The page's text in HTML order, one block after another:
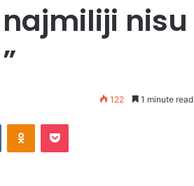
najmiliji nisu
122 1 minute read
VKontakteOdnoklassniki
Pocket